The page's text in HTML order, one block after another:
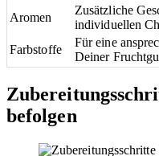
Aromen
Zusätzliche
individuellen
Farbstoffe
Für eine
Deiner
befolgen